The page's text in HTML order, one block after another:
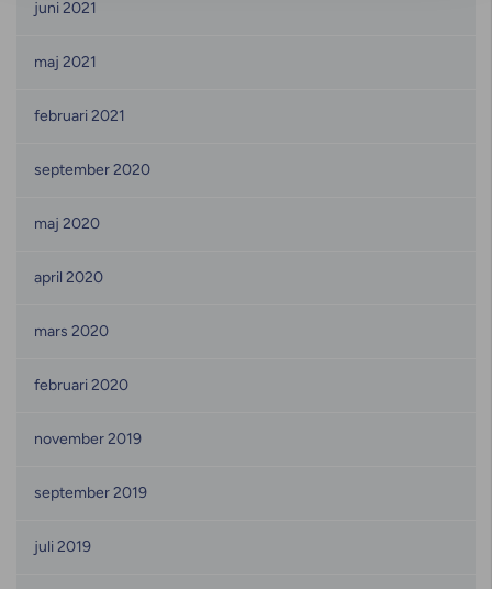
juni 2021
maj 2021
februari 2021
september 2020
maj 2020
april 2020
mars 2020
februari 2020
november 2019
september 2019
juli 2019